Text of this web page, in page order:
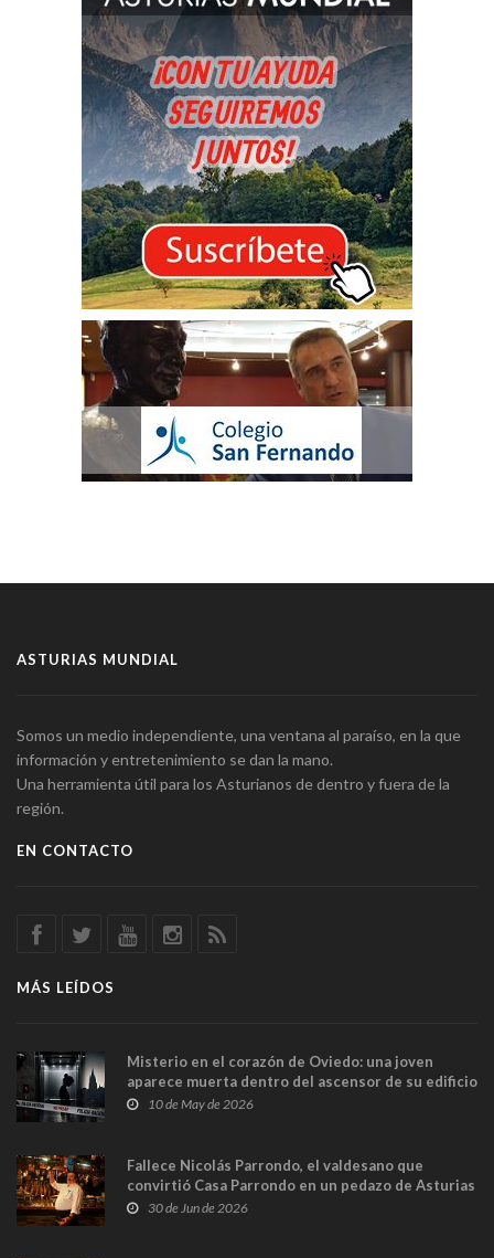
ASTURIAS MUNDIAL
Somos un medio independiente, una ventana al paraíso, en la que
información y entretenimiento se dan la mano.
Una herramienta útil para los Asturianos de dentro y fuera de la
región.
EN CONTACTO
MÁS LEÍDOS
Misterio en el corazón de Oviedo: una joven
aparece muerta dentro del ascensor de su edificio
y las cámaras captan sus últimos minutos
10 de May de 2026
Fallece Nicolás Parrondo, el valdesano que
convirtió Casa Parrondo en un pedazo de Asturias
en Madrid
30 de Jun de 2026